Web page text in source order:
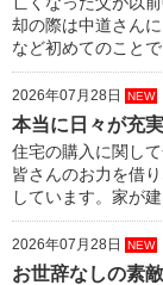
却の際は中道さん
など初めてのこと
2026年07月28日 NEW
本当に日々が充
住宅の購入に関し
皆さんのお力を借
しています。家が
2026年07月28日 NEW
お世辞なしの素